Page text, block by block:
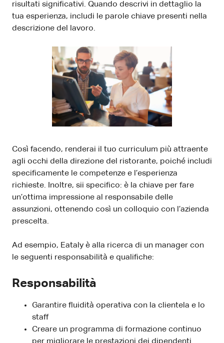
risultati significativi. Quando descrivi in ​​dettaglio la
tua esperienza, includi le parole chiave presenti nella
descrizione del lavoro.
Così facendo, renderai il tuo curriculum più attraente
agli occhi della direzione del ristorante, poiché includi
specificamente le competenze e l’esperienza
richieste. Inoltre, sii specifico: è la chiave per fare
un’ottima impressione al responsabile delle
assunzioni, ottenendo così un colloquio con l’azienda
prescelta.
Ad esempio, Eataly è alla ricerca di un manager con
le seguenti responsabilità e qualifiche:
Responsabilità
Garantire fluidità operativa con la clientela e lo
staff
Creare un programma di formazione continuo